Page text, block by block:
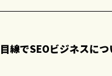
線でSEOビジネスにつ